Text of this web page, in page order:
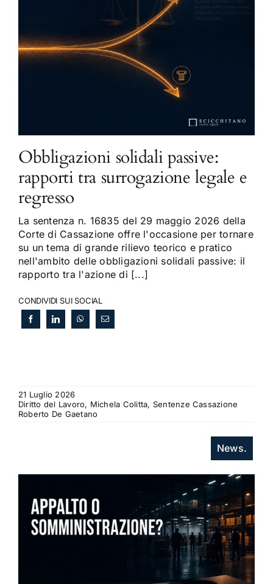
Obbligazioni solidali passive:
rapporti tra surrogazione legale e
regresso
La sentenza n. 16835 del 29 maggio 2026 della
Corte di Cassazione offre l'occasione per tornare
su un tema di grande rilievo teorico e pratico
nell'ambito delle obbligazioni solidali passive: il
rapporto tra l'azione di [...]
CONDIVIDI SUI SOCIAL
21 Luglio 2026
Diritto del Lavoro, Michela Colitta, Sentenze Cassazione
Roberto De Gaetano
News.